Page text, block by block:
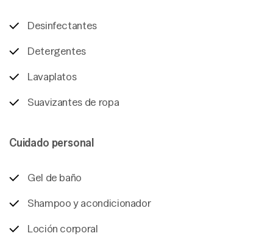
Desinfectantes
Detergentes
Lavaplatos
Suavizantes de ropa
Cuidado personal
Gel de baño
Shampoo y acondicionador
Loción corporal